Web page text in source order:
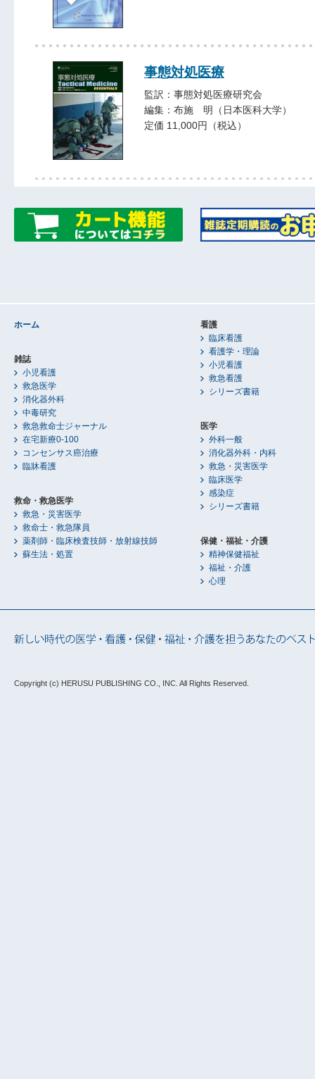
事態対処医療
監訳：事態対処医療研究会
編集：布施 明（日本医科大学）
定価 11,000円（税込）
ホーム
雑誌
小児看護
救急医学
消化器外科
中毒研究
救急救命士ジャーナル
在宅新療0-100
コンセンサス癌治療
臨牀看護
救命・救急医学
救急・災害医学
救命士・救急隊員
薬剤師・臨床検査技師・放射線技師
蘇生法・処置
看護
臨床看護
看護学・理論
小児看護
救急看護
シリーズ書籍
医学
外科一般
消化器外科・内科
救急・災害医学
臨床医学
感染症
シリーズ書籍
保健・福祉・介護
精神保健福祉
福祉・介護
心理
Copyright (c) HERUSU PUBLISHING CO., INC. All Rights Reserved.